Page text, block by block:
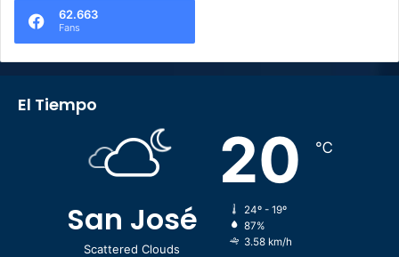
62.663
Fans
El Tiempo
San José
Scattered Clouds
20 ℃
24º - 19º
87%
3.58 km/h